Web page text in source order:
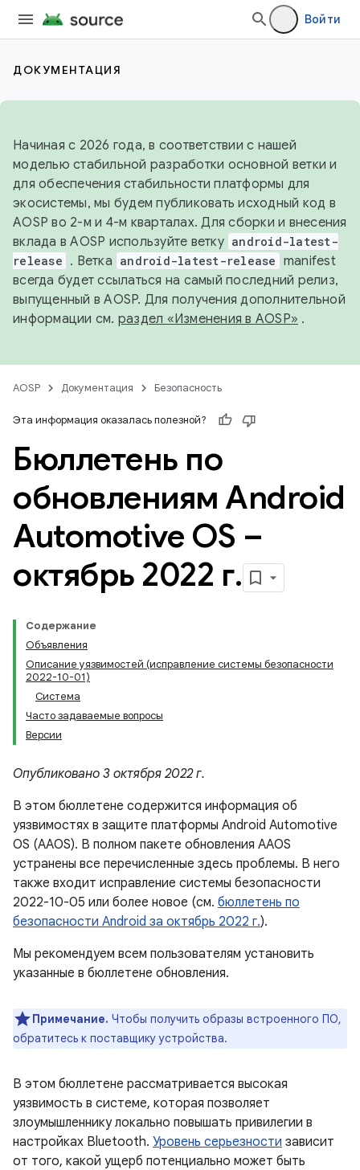
Войти
ДОКУМЕНТАЦИЯ
Начиная с 2026 года, в соответствии с нашей
моделью стабильной разработки основной ветки и
для обеспечения стабильности платформы для
экосистемы, мы будем публиковать исходный код в
AOSP во 2-м и 4-м кварталах. Для сборки и внесения
вклада в AOSP используйте ветку android-latest-
release . Ветка android-latest-release manifest
всегда будет ссылаться на самый последний релиз,
выпущенный в AOSP. Для получения дополнительной
информации см. раздел «Изменения в AOSP» .
AOSP Документация Безопасность
Эта информация оказалась полезной?
Бюллетень по
обновлениям Android
Automotive OS –
октябрь 2022 г.
Содержание
Объявления
Описание уязвимостей (исправление системы безопасности
2022-10-01)
Система
Часто задаваемые вопросы
Версии
Опубликовано 3 октября 2022 г.
В этом бюллетене содержится информация об
уязвимостях в защите платформы Android Automotive
OS (AAOS). В полном пакете обновления AAOS
устранены все перечисленные здесь проблемы. В него
также входит исправление системы безопасности
2022-10-05 или более новое (см. бюллетень по
безопасности Android за октябрь 2022 г.).
Мы рекомендуем всем пользователям установить
указанные в бюллетене обновления.
Примечание. Чтобы получить образы встроенного ПО,
обратитесь к поставщику устройства.
В этом бюллетене рассматривается высокая
уязвимость в системе, которая позволяет
злоумышленнику локально повышать привилегии в
настройках Bluetooth. Уровень серьезности зависит
от того, какой ущерб потенциально может быть